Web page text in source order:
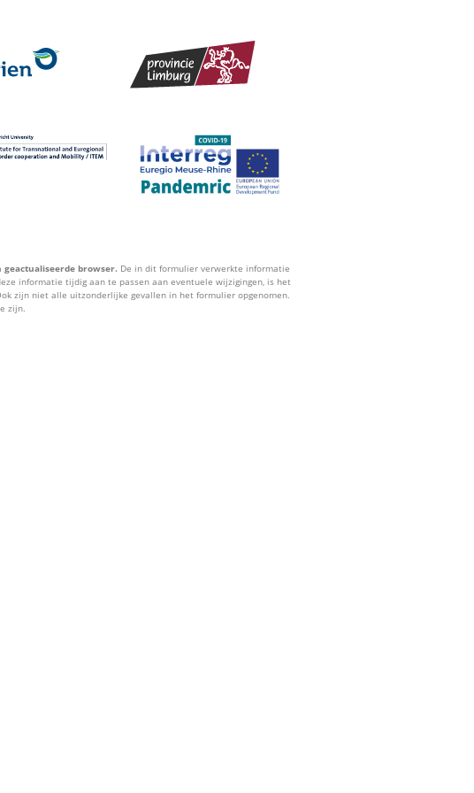
browser. De in dit formulier verwerkte informatie
informatie tijdig aan te passen aan eventuele wijzigingen, is het
zijn niet alle uitzonderlijke gevallen in het formulier opgenomen.
zijn.